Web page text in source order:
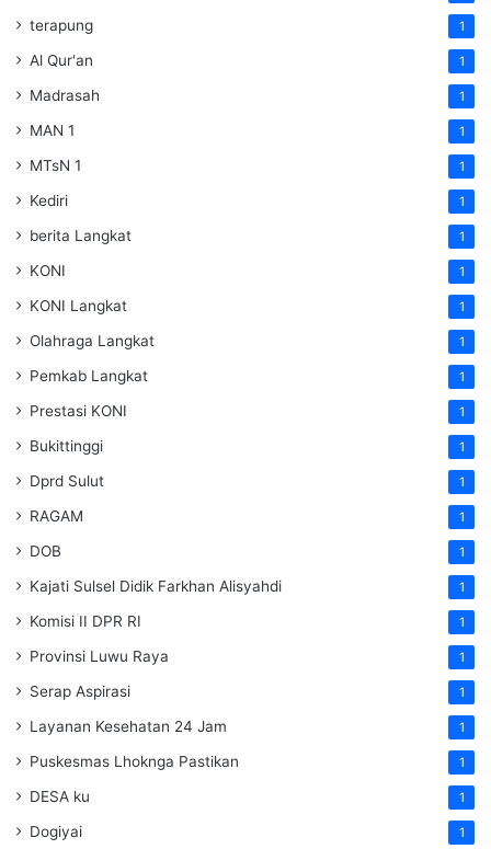
terapung 1
Al Qur'an 1
Madrasah 1
MAN 1 1
MTsN 1 1
Kediri 1
berita Langkat 1
KONI 1
KONI Langkat 1
Olahraga Langkat 1
Pemkab Langkat 1
Prestasi KONI 1
Bukittinggi 1
Dprd Sulut 1
RAGAM 1
DOB 1
Kajati Sulsel Didik Farkhan Alisyahdi 1
Komisi II DPR RI 1
Provinsi Luwu Raya 1
Serap Aspirasi 1
Layanan Kesehatan 24 Jam 1
Puskesmas Lhoknga Pastikan 1
DESA ku 1
Dogiyai 1